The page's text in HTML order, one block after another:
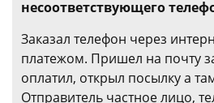
несоответствующего
Заказал телефон через
платежом. Пришел на почту
оплатил, открыл посылку а
Отправитель частное лицо,